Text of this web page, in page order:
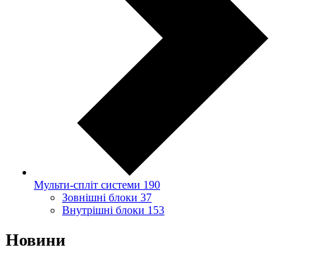
Мульти-спліт системи 190
Зовнішні блоки 37
Внутрішні блоки 153
Новини